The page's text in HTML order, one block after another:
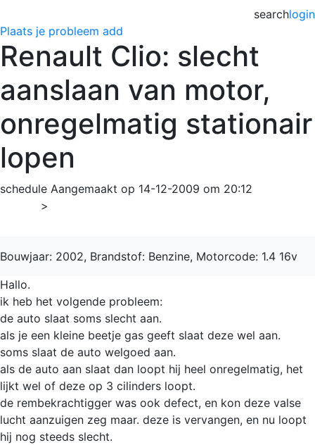
login
search
Plaats je probleem add
Renault Clio: slecht
aanslaan van motor,
onregelmatig stationair
lopen
schedule Aangemaakt op 14-12-2009 om 20:12
>
Bouwjaar: 2002, Brandstof: Benzine, Motorcode: 1.4 16v
Hallo.
ik heb het volgende probleem:
de auto slaat soms slecht aan.
als je een kleine beetje gas geeft slaat deze wel aan.
soms slaat de auto welgoed aan.
als de auto aan slaat dan loopt hij heel onregelmatig, het
lijkt wel of deze op 3 cilinders loopt.
de rembekrachtigger was ook defect, en kon deze valse
lucht aanzuigen zeg maar. deze is vervangen, en nu loopt
hij nog steeds slecht.